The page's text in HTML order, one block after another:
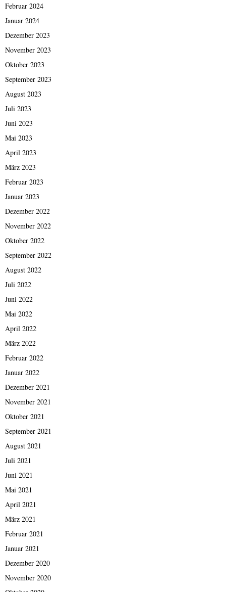
Februar 2024
Januar 2024
Dezember 2023
November 2023
Oktober 2023
September 2023
August 2023
Juli 2023
Juni 2023
Mai 2023
April 2023
März 2023
Februar 2023
Januar 2023
Dezember 2022
November 2022
Oktober 2022
September 2022
August 2022
Juli 2022
Juni 2022
Mai 2022
April 2022
März 2022
Februar 2022
Januar 2022
Dezember 2021
November 2021
Oktober 2021
September 2021
August 2021
Juli 2021
Juni 2021
Mai 2021
April 2021
März 2021
Februar 2021
Januar 2021
Dezember 2020
November 2020